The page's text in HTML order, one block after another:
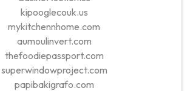
kipooglecouk.us
mykitchennhome.com
aumoulinvert.com
thefoodiepassport.com
superwindowproject.com
papibakigrafo.com